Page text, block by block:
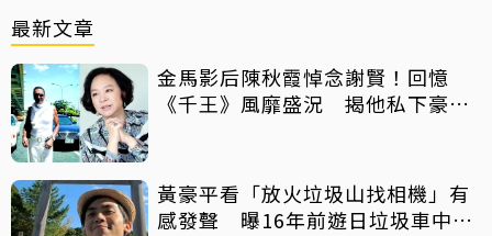
最新文章
金馬影后陳秋霞悼念謝賢！回憶
《千王》風靡盛況 揭他私下豪爽
黃豪平看「放火垃圾山找相機」有
感發聲 曝16年前遊日垃圾車中含